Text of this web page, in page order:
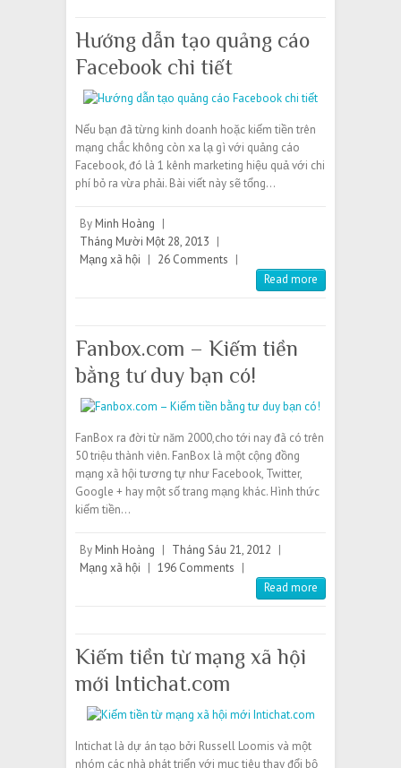
Hướng dẫn tạo quảng cáo
Facebook chi tiết
Nếu bạn đã từng kinh doanh hoặc kiếm tiền trên
mạng chắc không còn xa lạ gì với quảng cáo
Facebook, đó là 1 kênh marketing hiệu quả với chi
phí bỏ ra vừa phải. Bài viết này sẽ tổng…
By Minh Hoàng |
Tháng Mười Một 28, 2013 |
Mạng xã hội | 26 Comments |
Read more
Fanbox.com – Kiếm tiền
bằng tư duy bạn có!
FanBox ra đời từ năm 2000,cho tới nay đã có trên
50 triệu thành viên. FanBox là một cộng đồng
mạng xã hội tương tự như Facebook, Twitter,
Google + hay một số trang mạng khác. Hình thức
kiếm tiền…
By Minh Hoàng | Tháng Sáu 21, 2012 |
Mạng xã hội | 196 Comments |
Read more
Kiếm tiền từ mạng xã hội
mới Intichat.com
Intichat là dự án tạo bởi Russell Loomis và một
nhóm các nhà phát triển với mục tiêu thay đổi bộ